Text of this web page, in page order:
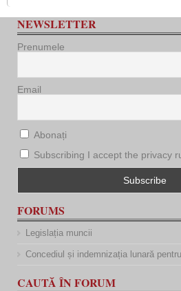
NEWSLETTER
Prenumele
Email
Abonați
Subscribing I accept the privacy
FORUMS
Legislația muncii
Concediul și indemnizația lunară
CAUTĂ ÎN FORUM